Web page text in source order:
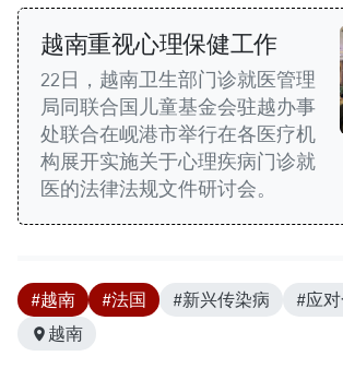
越南重视心理保健工作
22日，越南卫生部门诊就医管理
局同联合国儿童基金会驻越办事
处联合在岘港市举行在各医疗机
构展开实施关于心理疾病门诊就
医的法律法规文件研讨会。
#越南 #法国 #新兴传染病 #应
越南